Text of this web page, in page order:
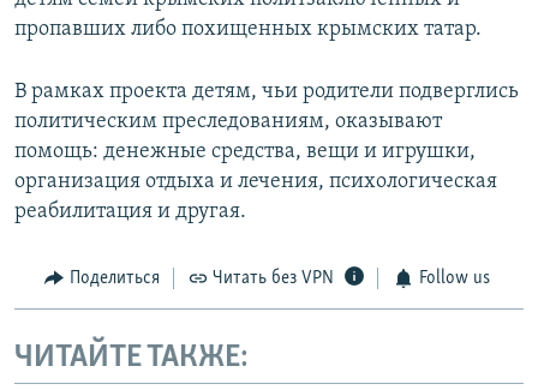
пропавших либо похищенных крымских татар.
В рамках проекта детям, чьи родители подверглись
политическим преследованиям, оказывают
помощь: денежные средства, вещи и игрушки,
организация отдыха и лечения, психологическая
реабилитация и другая.
Поделиться Читать без VPN Follow us
ЧИТАЙТЕ ТАКЖЕ: